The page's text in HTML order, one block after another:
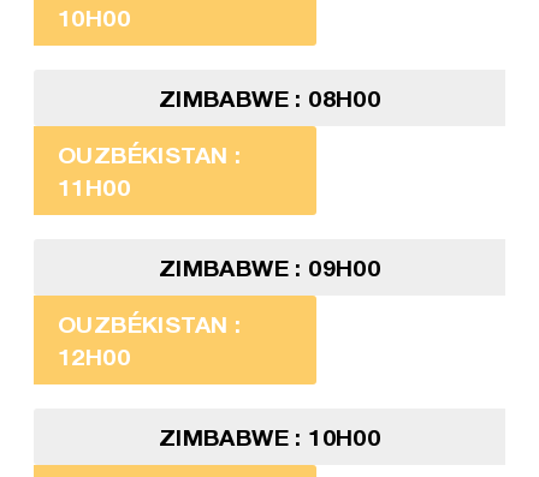
10H00
ZIMBABWE : 08H00
OUZBÉKISTAN :
11H00
ZIMBABWE : 09H00
OUZBÉKISTAN :
12H00
ZIMBABWE : 10H00